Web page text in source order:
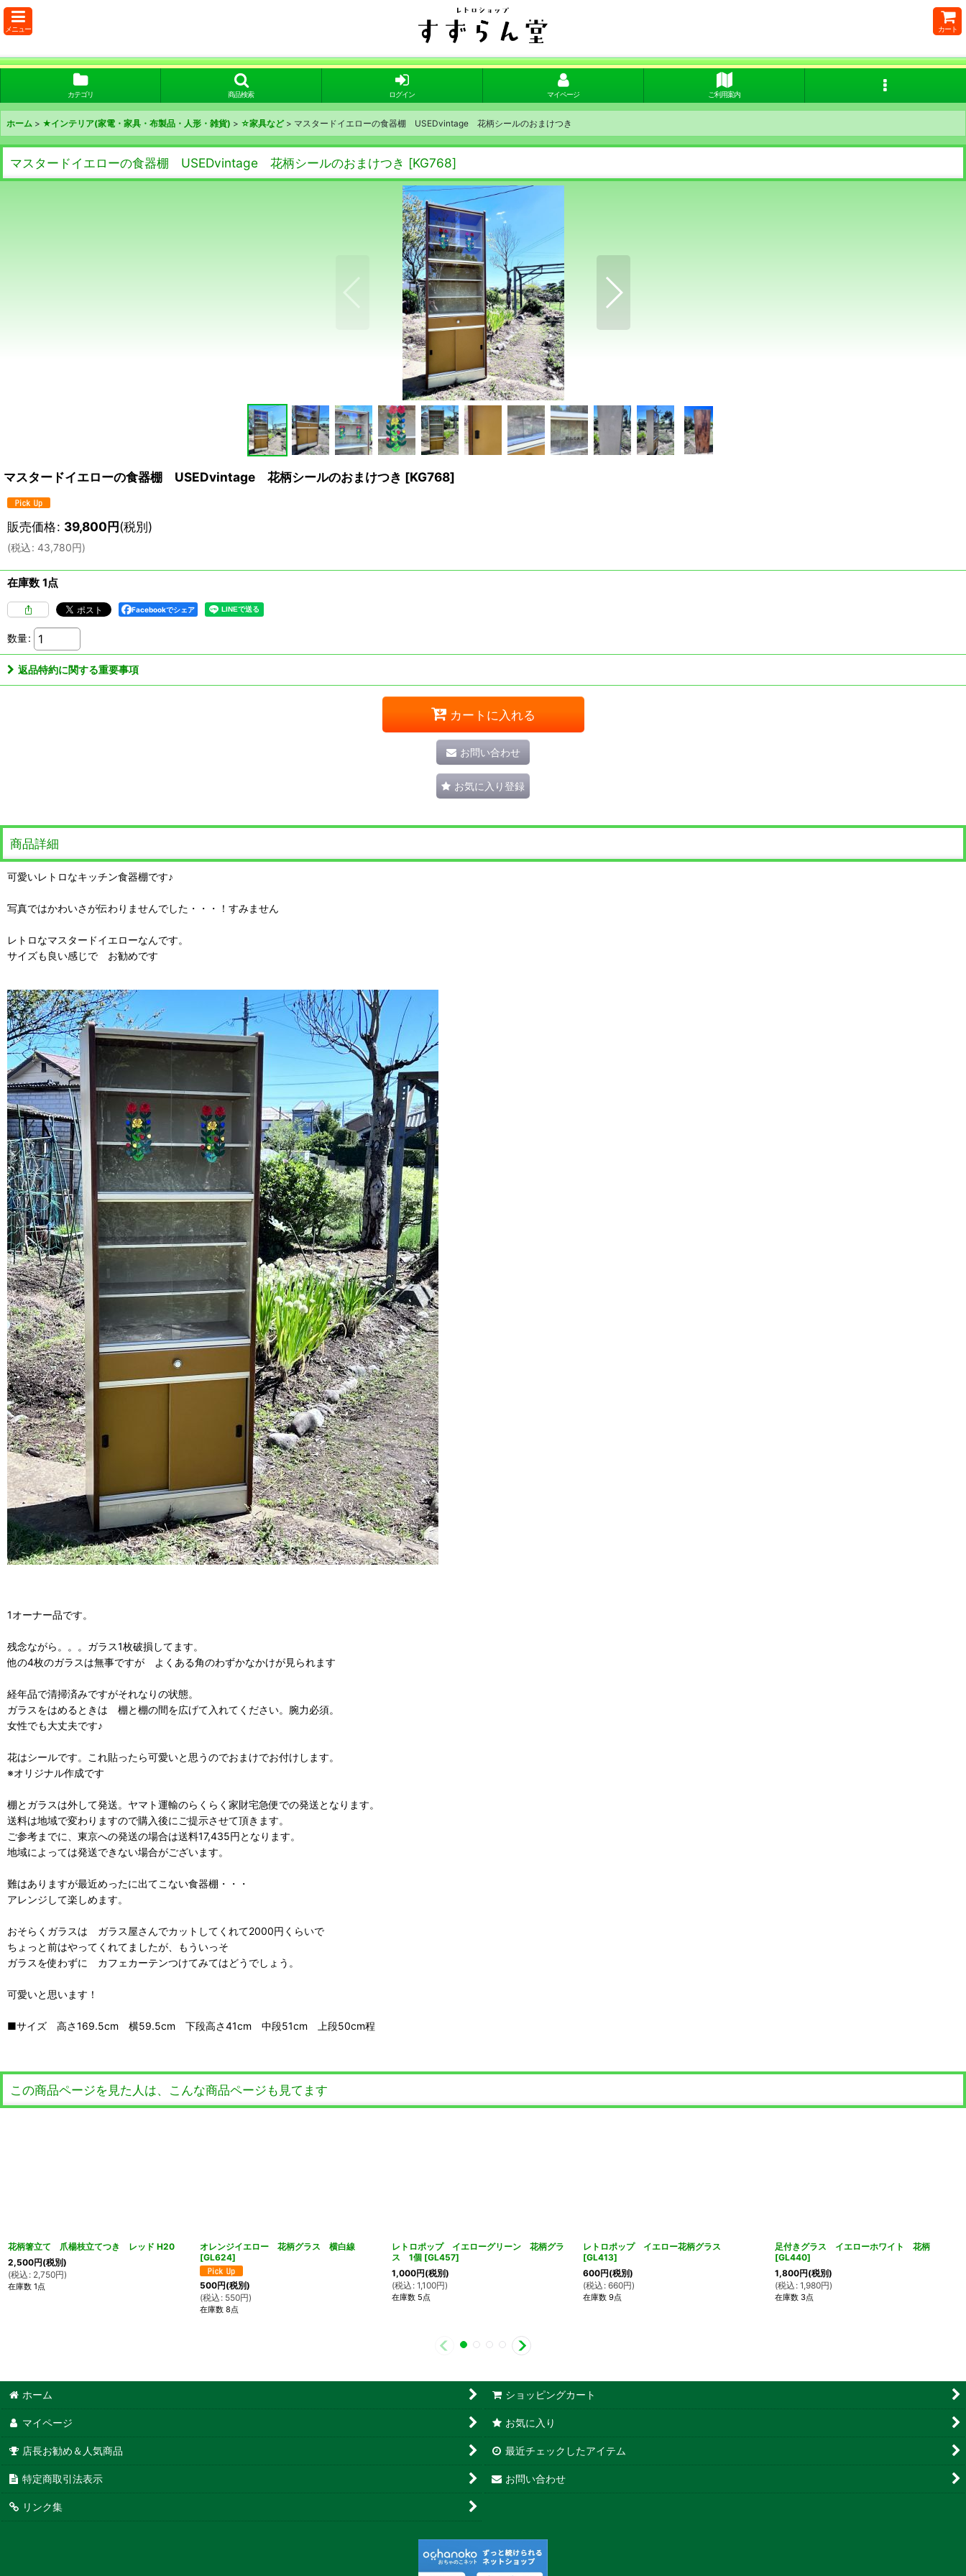
メニュー カート
カテゴリ 商品検索 ログイン マイページ ご利用案内
ホーム > ★インテリア(家電・家具・布製品・人形・雑貨) > ☆家具など > マスタードイエローの食器棚 USEDvintage 花柄シールのおまけつき
マスタードイエローの食器棚 USEDvintage 花柄シールのおまけつき [KG768]
マスタードイエローの食器棚 USEDvintage 花柄シールのおまけつき [KG768]
販売価格: 39,800円(税別)
(税込: 43,780円)
在庫数 1点
Facebookでシェア
数量:
返品特約に関する重要事項
カートに入れる
お問い合わせ
お気に入り登録
商品詳細
可愛いレトロなキッチン食器棚です♪
写真ではかわいさが伝わりませんでした・・・！すみません
レトロなマスタードイエローなんです。
サイズも良い感じで お勧めです
1オーナー品です。
残念ながら。。。ガラス1枚破損してます。
他の4枚のガラスは無事ですが よくある角のわずかなかけが見られます
経年品で清掃済みですがそれなりの状態。
ガラスをはめるときは 棚と棚の間を広げて入れてください。腕力必須。
女性でも大丈夫です♪
花はシールです。これ貼ったら可愛いと思うのでおまけでお付けします。
※オリジナル作成です
棚とガラスは外して発送。ヤマト運輸のらくらく家財宅急便での発送となります。
送料は地域で変わりますので購入後にご提示させて頂きます。
ご参考までに、東京への発送の場合は送料17,435円となります。
地域によっては発送できない場合がございます。
難はありますが最近めったに出てこない食器棚・・・
アレンジして楽しめます。
おそらくガラスは ガラス屋さんでカットしてくれて2000円くらいで
ちょっと前はやってくれてましたが、もういっそ
ガラスを使わずに カフェカーテンつけてみてはどうでしょう。
可愛いと思います！
■サイズ 高さ169.5cm 横59.5cm 下段高さ41cm 中段51cm 上段50cm程
この商品ページを見た人は、こんな商品ページも見てます
花柄箸立て 爪楊枝立てつき レッド H20
2,500円(税別)
(税込 : 2,750円)
在庫数 1点
オレンジイエロー 花柄グラス 横白線
[GL624]
500円(税別)
(税込 : 550円)
在庫数 8点
レトロポップ イエローグリーン 花柄グラ
ス 1個 [GL457]
1,000円(税別)
(税込 : 1,100円)
在庫数 5点
レトロポップ イエロー花柄グラス
[GL413]
600円(税別)
(税込 : 660円)
在庫数 9点
足付きグラス イエローホワイト 花柄
[GL440]
1,800円(税別)
(税込 : 1,980円)
在庫数 3点
ホーム ショッピングカート
マイページ お気に入り
店長お勧め＆人気商品 最近チェックしたアイテム
特定商取引法表示 お問い合わせ
リンク集